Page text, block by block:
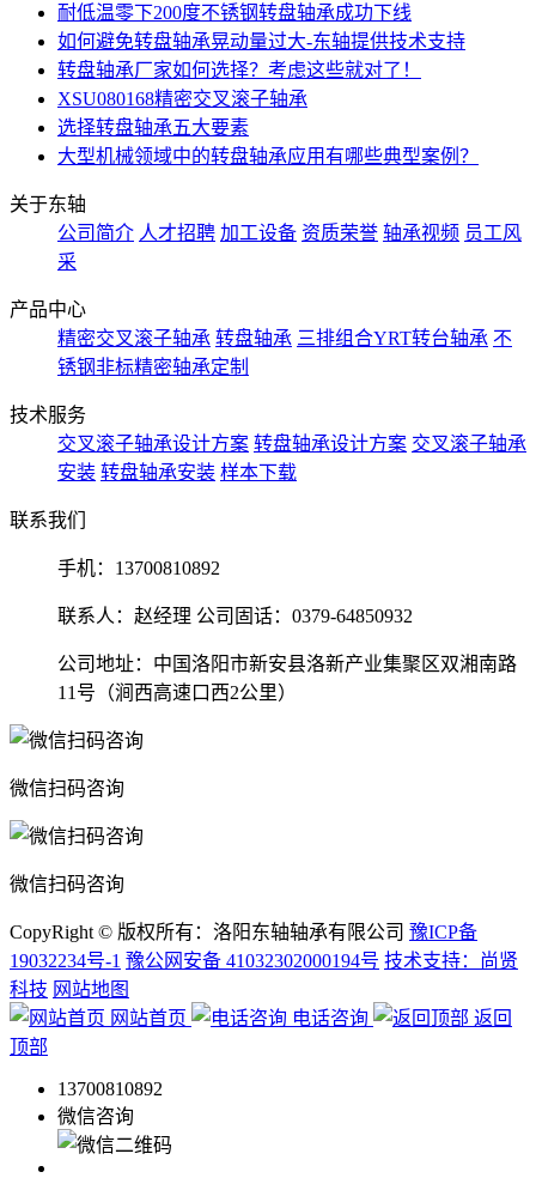
耐低温零下200度不锈钢转盘轴承成功下线
如何避免转盘轴承晃动量过大-东轴提供技术支持
转盘轴承厂家如何选择？考虑这些就对了！
XSU080168精密交叉滚子轴承
选择转盘轴承五大要素
大型机械领域中的转盘轴承应用有哪些典型案例？
关于东轴
公司简介 人才招聘 加工设备 资质荣誉 轴承视频 员工风
采
产品中心
精密交叉滚子轴承 转盘轴承 三排组合YRT转台轴承 不
锈钢非标精密轴承定制
技术服务
交叉滚子轴承设计方案 转盘轴承设计方案 交叉滚子轴承
安装 转盘轴承安装 样本下载
联系我们
手机： 13700810892
联系人：赵经理 公司固话：0379-64850932
公司地址：中国洛阳市新安县洛新产业集聚区双湘南路
11号（涧西高速口西2公里）
微信扫码咨询
微信扫码咨询
CopyRight © 版权所有：洛阳东轴轴承有限公司 豫ICP备
19032234号-1 豫公网安备 41032302000194号 技术支持：尚贤
科技 网站地图
网站首页
电话咨询
返回
顶部
13700810892
微信咨询